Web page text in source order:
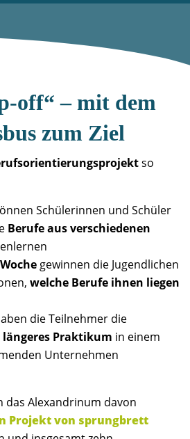
off“ – mit dem
zum Ziel
so
Schülerinnen und Schüler
Berufe aus verschiedenen
gewinnen die Jugendlichen
welche Berufe ihnen liegen
die Teilnehmer die
längeres Praktikum in einem
Unternehmen
das Alexandrinum davon
Projekt von sprungbrett